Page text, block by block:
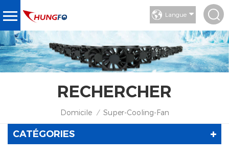
Langue
RECHERCHER
Domicile / Super-Cooling-Fan
CATÉGORIES